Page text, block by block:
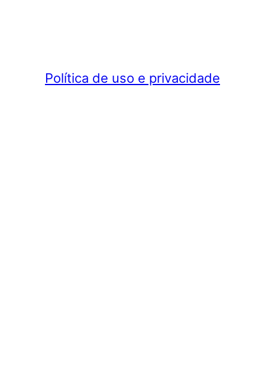
Política de uso e privacidade